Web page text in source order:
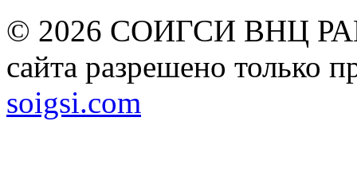
© 2026 СОИГСИ ВНЦ РАН
сайта разрешено только
soigsi.com